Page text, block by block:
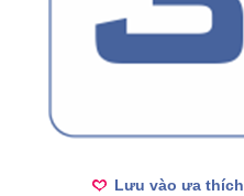
Lưu vào ưa thích